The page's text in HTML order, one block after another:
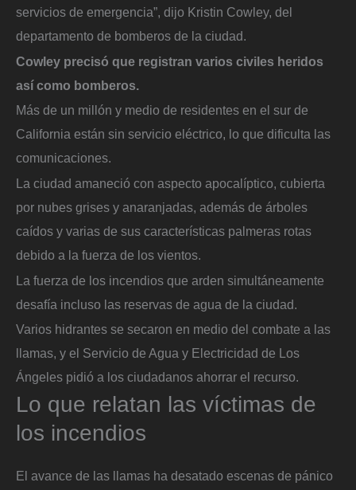
servicios de emergencia”, dijo Kristin Cowley, del
departamento de bomberos de la ciudad.
Cowley precisó que registran varios civiles heridos
así como bomberos.
Más de un millón y medio de residentes en el sur de
California están sin servicio eléctrico, lo que dificulta las
comunicaciones.
La ciudad amaneció con aspecto apocalíptico, cubierta
por nubes grises y anaranjadas, además de árboles
caídos y varias de sus características palmeras rotas
debido a la fuerza de los vientos.
La fuerza de los incendios que arden simultáneamente
desafía incluso las reservas de agua de la ciudad.
Varios hidrantes se secaron en medio del combate a las
llamas, y el Servicio de Agua y Electricidad de Los
Ángeles pidió a los ciudadanos ahorrar el recurso.
Lo que relatan las víctimas de
los incendios
El avance de las llamas ha desatado escenas de pánico